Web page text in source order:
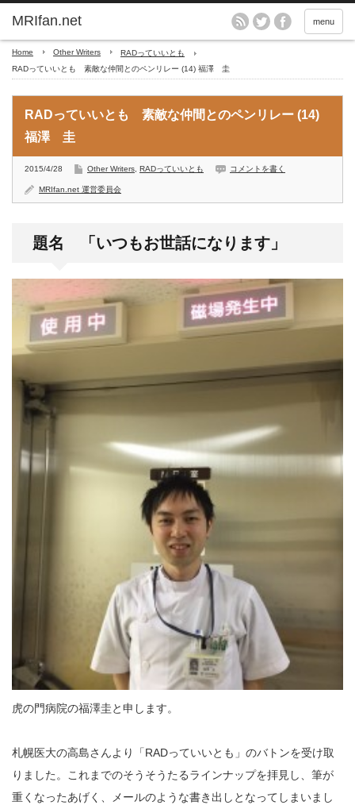
MRIfan.net menu
Home Other Writers
RADっていいとも
RADっていいとも 素敵な仲間とのペンリレー (14) 福澤 圭
RADっていいとも 素敵な仲間とのペンリレー (14)
福澤 圭
2015/4/28 Other Writers RADっていいとも コメントを書く
MRIfan.net 運営委員会
題名 「いつもお世話になります」
虎の門病院の福澤圭と申します。
札幌医大の高島さんより「RADっていいとも」のバトンを受け取
りました。これまでのそうそうたるラインナップを拝見し、筆が
重くなったあげく、メールのような書き出しとなってしまいまし